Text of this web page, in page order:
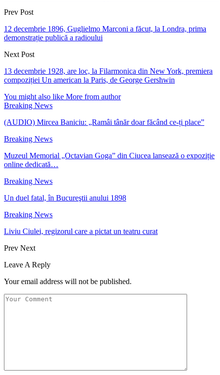
Prev Post
12 decembrie 1896, Guglielmo Marconi a făcut, la Londra, prima
demonstrație publică a radioului
Next Post
13 decembrie 1928, are loc, la Filarmonica din New York, premiera
compoziției Un american la Paris, de George Gershwin
You might also like More from author
Breaking News
(AUDIO) Mircea Baniciu: „Ramâi tânăr doar făcând ce-ți place”
Breaking News
Muzeul Memorial „Octavian Goga” din Ciucea lansează o expoziție
online dedicată…
Breaking News
Un duel fatal, în Bucureştii anului 1898
Breaking News
Liviu Ciulei, regizorul care a pictat un teatru curat
Prev Next
Leave A Reply
Your email address will not be published.